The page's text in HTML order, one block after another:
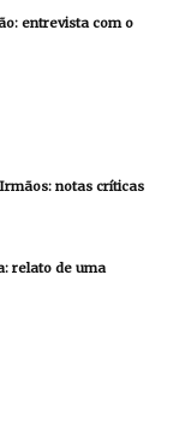
entrevista com o
notas críticas
relato de uma